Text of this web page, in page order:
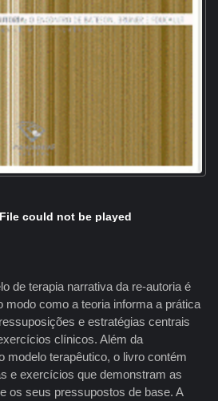
could not be played
de terapia narrativa da re-autoria é
modo como a teoria informa a prática
e estratégias centrais
clínicos. Além da
modelo terapêutico, o livro contém
e exercícios que demonstram as
os seus pressupostos de base. A